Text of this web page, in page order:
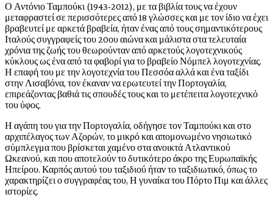
Ο Αντόνιο Ταμπούκι (1943-2012), με τα βιβλία τους να έχουν
μεταφραστεί σε περισσότερες από 18 γλώσσες και με τον ίδιο να έχει
βραβευτεί με αρκετά βραβεία, ήταν ένας από τους σημαντικότερους
Ιταλούς συγγραφείς του 20ου αιώνα και μάλιστα στα τελευταία
χρόνια της ζωής του θεωρούνταν από αρκετούς λογοτεχνικούς
κύκλους ως ένα από τα φαβορί για το βραβείο Νόμπελ λογοτεχνίας.
Η επαφή του με την λογοτεχνία του Πεσσόα αλλά και ένα ταξίδι
στην Λισαβόνα, τον έκαναν να ερωτευτεί την Πορτογαλία,
επιρεάζοντας βαθιά τις σπουδές τους και το μετέπειτα λογοτεχνικό
του ύφος.
Η αγάπη του για την Πορτογαλία, οδήγησε τον Ταμπούκι και στο
αρχιπέλαγος των Αζορών, το μικρό και απομονωμένο νησιωτικό
σύμπλεγμα που βρίσκεται χαμένο στα ανοικτά Ατλαντικού
Ωκεανού, και που αποτελούν το δυτικότερο άκρο της Ευρωπαϊκής
Ηπείρου. Καρπός αυτού του ταξιδιού ήταν το ταξιδιωτικό, όπως το
χαρακτηρίζει ο συγγραφέας του, Η γυναίκα του Πόρτο Πιμ και άλλες
ιστορίες.